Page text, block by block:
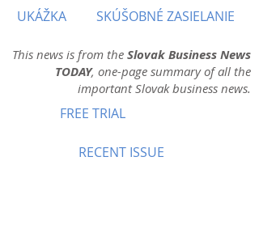
UKÁŽKA SKÚŠOBNÉ ZASIELANIE
This news is from the Slovak Business News
TODAY, one-page summary of all the
important Slovak business news.
FREE TRIAL
RECENT ISSUE